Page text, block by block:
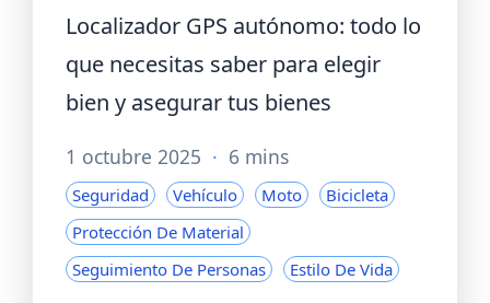
Localizador GPS autónomo: todo lo
que necesitas saber para elegir
bien y asegurar tus bienes
1 octubre 2025 · 6 mins
Seguridad Vehículo Moto
Bicicleta
Protección De Material
Seguimiento De Personas
Estilo De Vida